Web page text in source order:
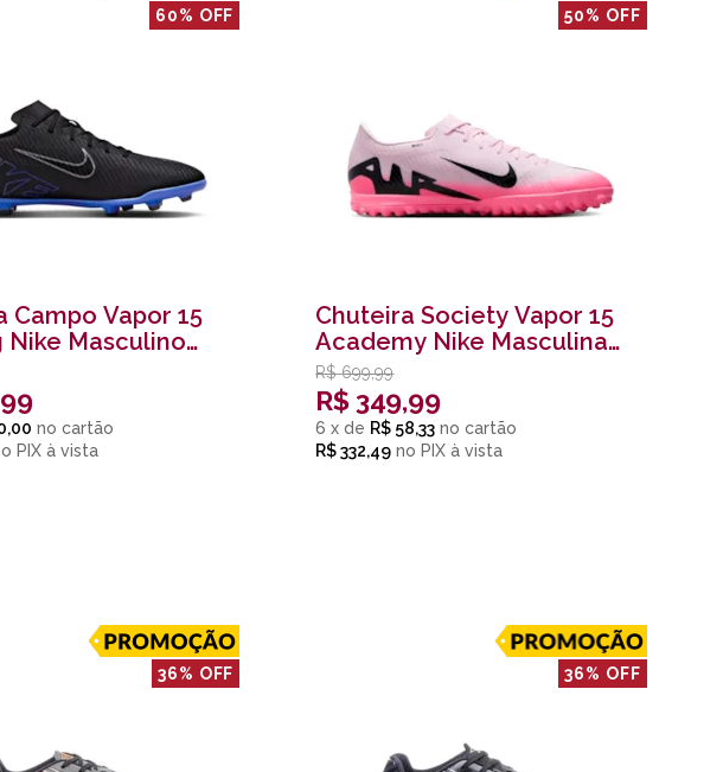
60% OFF
Campo Vapor 15
Nike Masculino
PIX
50% OFF
Chuteira Society Vapor 15
Academy Nike Masculina
Rosa
R$ 699,99
R$ 349,99
6 x de R$ 58,33
R$ 332,49 no PIX
36% OFF 36% OFF